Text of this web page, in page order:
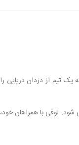
تیم از دزدان دریایی را
شود. لوفی با همراهان خود،